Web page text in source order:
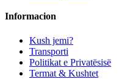
Informacion
Kush jemi?
Transporti
Politikat e Privatësisë
Termat & Kushtet